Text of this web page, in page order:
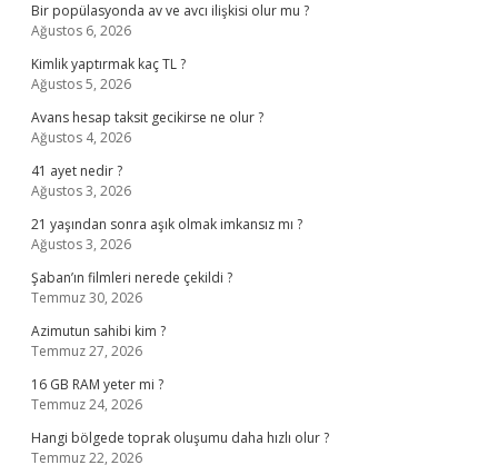
Bir popülasyonda av ve avcı ilişkisi olur mu ?
Ağustos 6, 2026
Kimlik yaptırmak kaç TL ?
Ağustos 5, 2026
Avans hesap taksit gecikirse ne olur ?
Ağustos 4, 2026
41 ayet nedir ?
Ağustos 3, 2026
21 yaşından sonra aşık olmak imkansız mı ?
Ağustos 3, 2026
Şaban’ın filmleri nerede çekildi ?
Temmuz 30, 2026
Azimutun sahibi kim ?
Temmuz 27, 2026
16 GB RAM yeter mi ?
Temmuz 24, 2026
Hangi bölgede toprak oluşumu daha hızlı olur ?
Temmuz 22, 2026